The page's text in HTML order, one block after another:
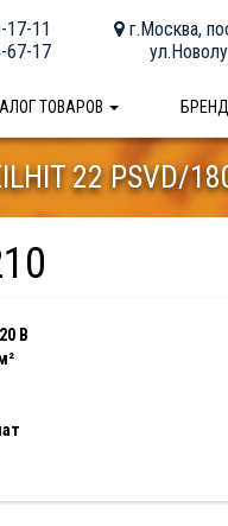
17-11
67-17
г.Москва,
ТОВАРОВ
22 PSVD/
В